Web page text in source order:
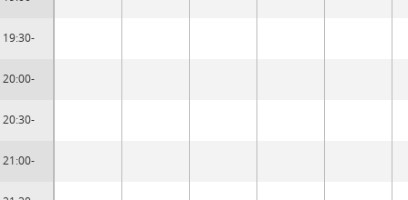
19:30-
20:00-
20:30-
21:00-